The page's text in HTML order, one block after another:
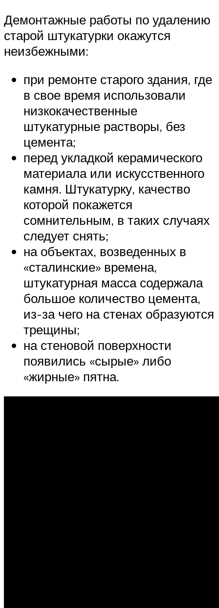
Демонтажные работы по удалению
старой штукатурки окажутся
неизбежными:
при ремонте старого здания, где
в свое время использовали
низкокачественные
штукатурные растворы, без
цемента;
перед укладкой керамического
материала или искусственного
камня. Штукатурку, качество
которой покажется
сомнительным, в таких случаях
следует снять;
на объектах, возведенных в
«сталинские» времена,
штукатурная масса содержала
большое количество цемента,
из-за чего на стенах образуются
трещины;
на стеновой поверхности
появились «сырые» либо
«жирные» пятна.